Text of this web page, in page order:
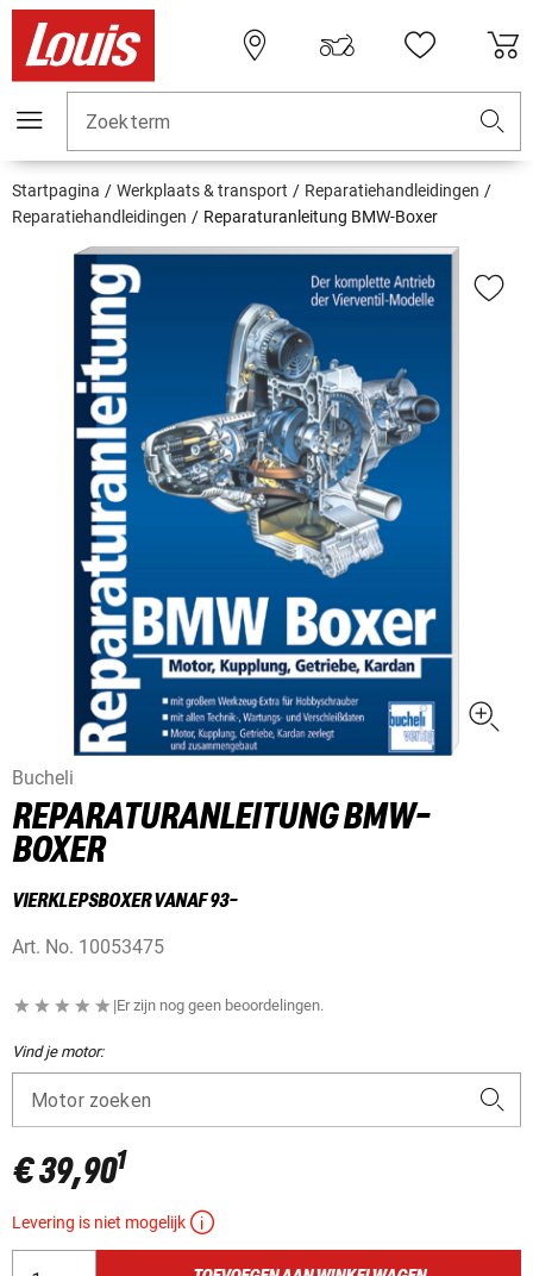
Zoekterm
Startpagina Werkplaats & transport
Reparatiehandleidingen
Reparatiehandleidingen
Reparaturanleitung BMW-Boxer
Bucheli
REPARATURANLEITUNG BMW-
BOXER
VIERKLEPSBOXER VANAF 93-
Art. No. 10053475
|Er zijn nog geen beoordelingen.
Vind je motor:
Motor zoeken
€ 39,901
Levering is niet mogelijk